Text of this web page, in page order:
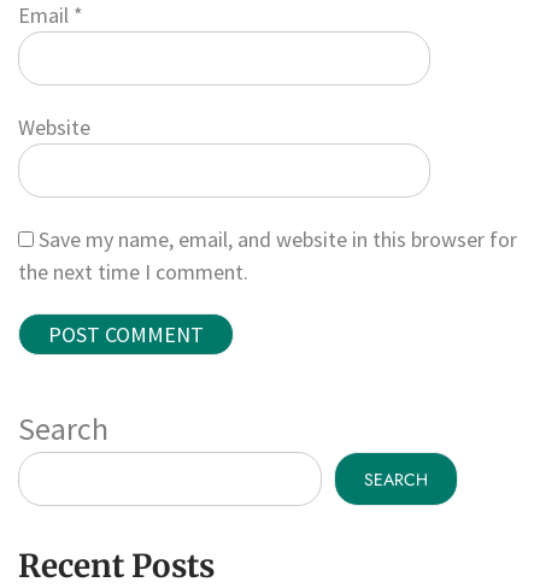
Email *
Website
Save my name, email, and website in this browser for
the next time I comment.
Search
SEARCH
Recent Posts